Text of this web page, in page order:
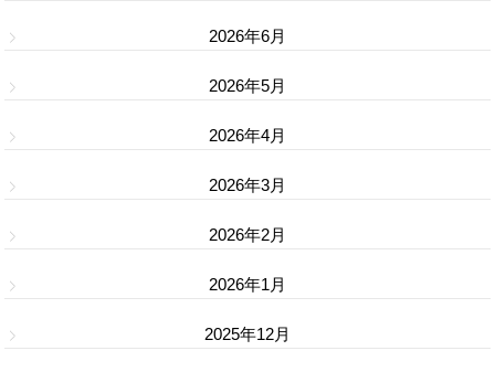
2026年6月
2026年5月
2026年4月
2026年3月
2026年2月
2026年1月
2025年12月